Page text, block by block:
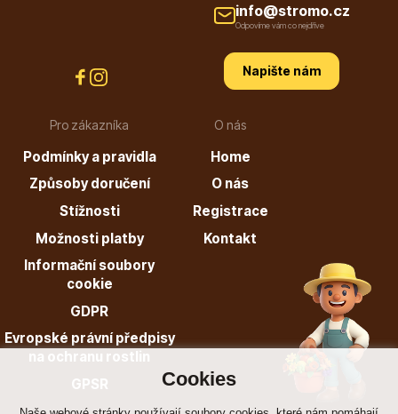
Cookies
info@stromo.cz
Napište nám
Pro zákazníka
Podmínky a pravidla
Způsoby doručení
Stížnosti
Možnosti platby
Informační soubory
cookie
GDPR
Evropské právní předpisy
na ochranu rostlin
GPSR
O nás
Home
O nás
Registrace
Kontakt
info@stromo.cz
Odpovíme vám co nejdříve
Napište nám